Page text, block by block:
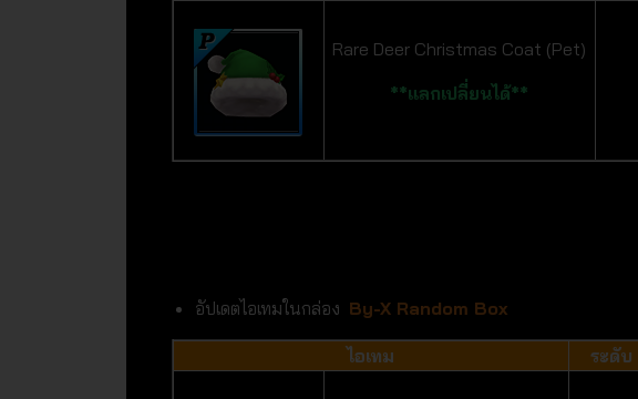
Rare Deer Christmas Coat (Pet)
**แลกเปลี่ยนได้**
อัปเดตไอเทมในกล่อง By-X Random Box
ไอเทม ระดับ